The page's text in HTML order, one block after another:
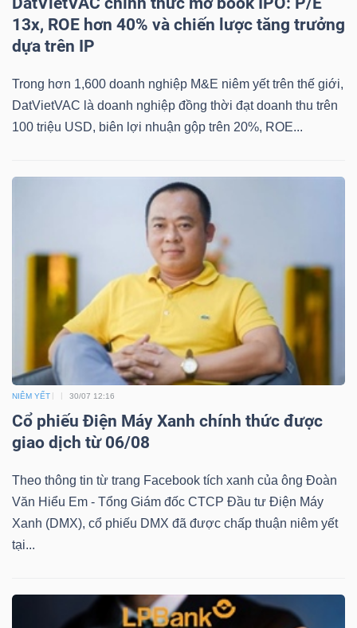
13x, ROE hơn 40% và chiến lược tăng trưởng
dựa trên IP
Trong hơn 1,600 doanh nghiệp M&E niêm yết trên thế giới,
DatVietVAC là doanh nghiệp đồng thời đạt doanh thu trên
100 triệu USD, biên lợi nhuận gộp trên 20%, ROE...
NIÊM YẾT 30/07 12:16
Cổ phiếu Điện Máy Xanh chính thức được
giao dịch từ 06/08
Theo thông tin từ trang Facebook tích xanh của ông Đoàn
Văn Hiểu Em - Tổng Giám đốc CTCP Đầu tư Điện Máy
Xanh (DMX), cổ phiếu DMX đã được chấp thuận niêm yết
tại...
YẾU
TIÊU
DÙNG
SÓC
SỨC
KHỎE
TÀI
CHÍNH
CÔNG
THÔNG